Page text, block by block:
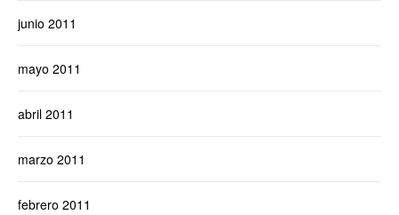
junio 2011
mayo 2011
abril 2011
marzo 2011
febrero 2011